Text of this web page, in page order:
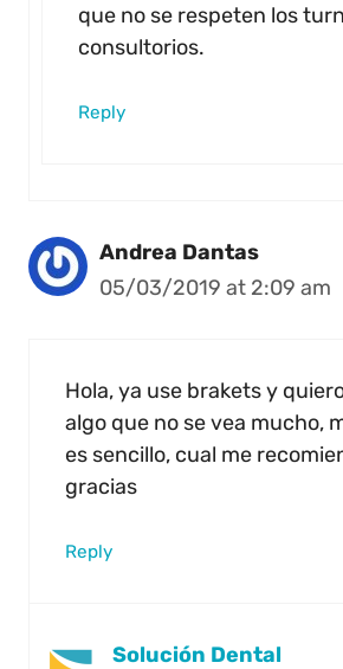
que no se respeten los
consultorios.
Reply
Andrea Dantas
05/03/2019 at 2:09 am
Hola, ya use brakets y
algo que no se vea mucho,
es sencillo, cual me
gracias
Reply
Solución Dental